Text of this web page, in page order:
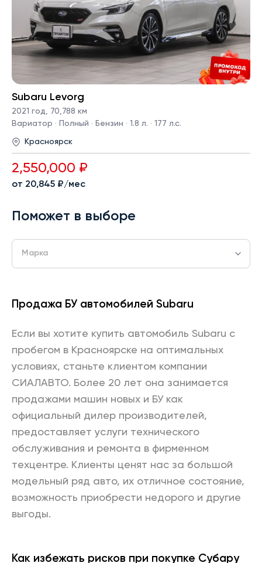
Subaru Levorg
2021 год, 70,788 км
Вариатор · Полный · Бензин · 1.8 л. · 177 л.с.
Красноярск
2,550,000 ₽
от 20,845 ₽/мес
Поможет в выборе
Марка
Продажа БУ автомобилей Subaru
Если вы хотите купить автомобиль Subaru с
пробегом в Красноярске на оптимальных
условиях, станьте клиентом компании
СИАЛАВТО. Более 20 лет она занимается
продажами машин новых и БУ как
официальный дилер производителей,
предоставляет услуги технического
обслуживания и ремонта в фирменном
техцентре. Клиенты ценят нас за большой
модельный ряд авто, их отличное состояние,
возможность приобрести недорого и другие
выгоды.
Как избежать рисков при покупке Субару